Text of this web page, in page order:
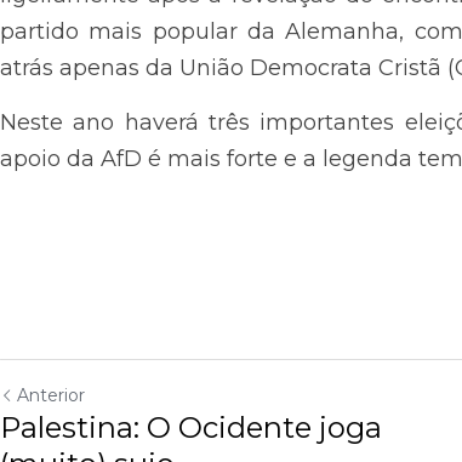
Neste ano haverá três importantes eleições
mais forte e a legenda tem chances de eleger
Voltar ao site